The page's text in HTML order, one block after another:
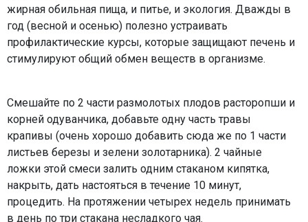
жирная обильная пища, и питье, и экология. Дважды в
год (весной и осенью) полезно устраивать
профилактические курсы, которые защищают печень и
стимулируют общий обмен веществ в организме.
Смешайте по 2 части размолотых плодов расторопши и
корней одуванчика, добавьте одну часть травы
крапивы (очень хорошо добавить сюда же по 1 части
листьев березы и зелени золотарника). 2 чайные
ложки этой смеси залить одним стаканом кипятка,
накрыть, дать настояться в течение 10 минут,
процедить. На протяжении четырех недель принимать
в день по три стакана несладкого чая.